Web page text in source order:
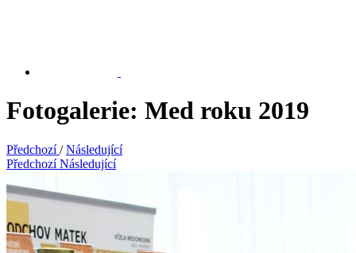
Fotogalerie: Med roku 2019
Předchozí / Následující
Předchozí Následující